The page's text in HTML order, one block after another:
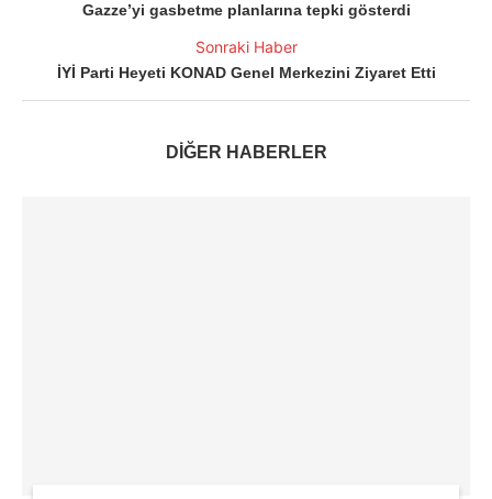
Gazze’yi gasbetme planlarına tepki gösterdi
Sonraki Haber
İYİ Parti Heyeti KONAD Genel Merkezini Ziyaret Etti
DİĞER HABERLER